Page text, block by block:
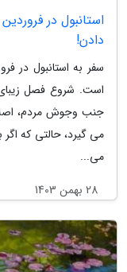
دادن!
سفر به استانبول در
است. شروع فصل
جنب وجوش مردم،
می گیرد، حالتی که اگر
می...
28 بهمن 1403